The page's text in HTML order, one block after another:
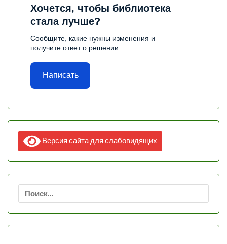
Хочется, чтобы библиотека
стала лучше?
Сообщите, какие нужны изменения и
получите ответ о решении
Написать
Версия сайта для слабовидящих